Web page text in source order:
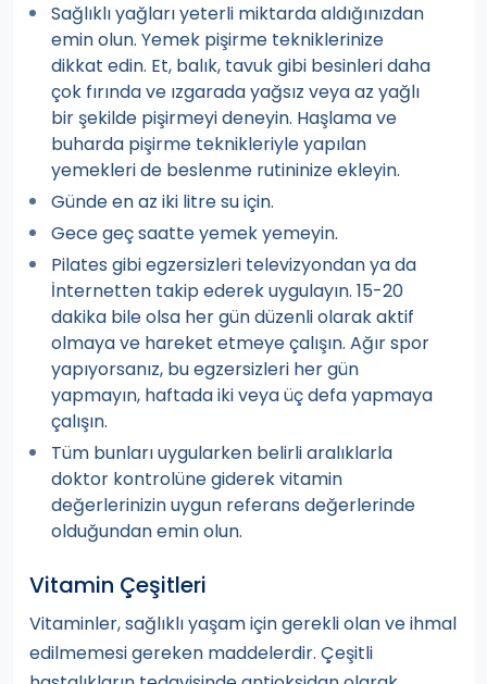
Sağlıklı yağları yeterli miktarda aldığınızdan
emin olun. Yemek pişirme tekniklerinize
dikkat edin. Et, balık, tavuk gibi besinleri daha
çok fırında ve ızgarada yağsız veya az yağlı
bir şekilde pişirmeyi deneyin. Haşlama ve
buharda pişirme teknikleriyle yapılan
yemekleri de beslenme rutininize ekleyin.
Günde en az iki litre su için.
Gece geç saatte yemek yemeyin.
Pilates gibi egzersizleri televizyondan ya da
İnternetten takip ederek uygulayın. 15-20
dakika bile olsa her gün düzenli olarak aktif
olmaya ve hareket etmeye çalışın. Ağır spor
yapıyorsanız, bu egzersizleri her gün
yapmayın, haftada iki veya üç defa yapmaya
çalışın.
Tüm bunları uygularken belirli aralıklarla
doktor kontrolüne giderek vitamin
değerlerinizin uygun referans değerlerinde
olduğundan emin olun.
Vitamin Çeşitleri
Vitaminler, sağlıklı yaşam için gerekli olan ve ihmal
edilmemesi gereken maddelerdir. Çeşitli